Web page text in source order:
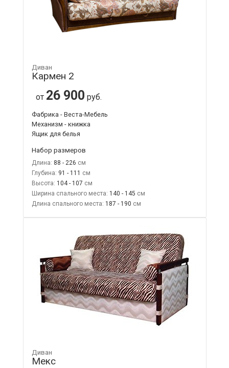
Диван
Кармен 2
от 26 900 руб.
Фабрика - Веста-Мебель
Механизм - книжка
Ящик для белья
Набор размеров
Длина: 88 - 226
Глубина: 91 - 111
Высота: 104 - 107
Ширина спального места: 140 - 145
Длина спального места: 187 - 190
Диван
Мекс